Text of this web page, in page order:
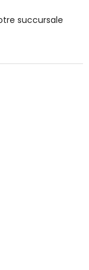
succursale